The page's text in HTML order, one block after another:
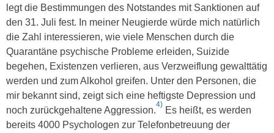
legt die Bestimmungen des Notstandes mit Sanktionen auf
den 31. Juli fest. In meiner Neugierde würde mich natürlich
die Zahl interessieren, wie viele Menschen durch die
Quarantäne psychische Probleme erleiden, Suizide
begehen, Existenzen verlieren, aus Verzweiflung gewalttätig
werden und zum Alkohol greifen. Unter den Personen, die
mir bekannt sind, zeigt sich eine heftigste Depression und
noch zurückgehaltene Aggression.
4)
Es heißt, es werden
bereits 4000 Psychologen zur Telefonbetreuung der